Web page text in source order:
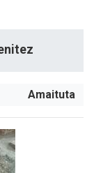
Amaituta